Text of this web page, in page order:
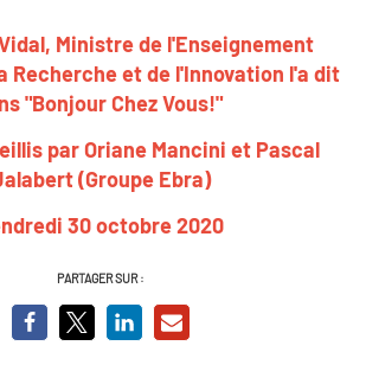
Ministre de l'Enseignement
Recherche et de l'Innovation l'a dit
"Bonjour Chez Vous!"
par Oriane Mancini et Pascal
(Groupe Ebra)
30 octobre 2020
PARTAGER SUR :